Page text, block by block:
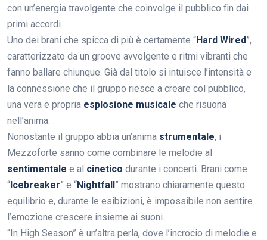
con un’energia travolgente che coinvolge il pubblico fin dai
primi accordi.
Uno dei brani che spicca di più è certamente “Hard Wired”,
caratterizzato da un groove avvolgente e ritmi vibranti che
fanno ballare chiunque. Già dal titolo si intuisce l’intensità e
la connessione che il gruppo riesce a creare col pubblico,
una vera e propria esplosione musicale che risuona
nell’anima.
Nonostante il gruppo abbia un’anima strumentale, i
Mezzoforte sanno come combinare le melodie al
sentimentale e al cinetico durante i concerti. Brani come
“ Icebreaker” e “Nightfall ” mostrano chiaramente questo
equilibrio e, durante le esibizioni, è impossibile non sentire
l’emozione crescere insieme ai suoni.
“In High Season” è un’altra perla, dove l’incrocio di melodie e